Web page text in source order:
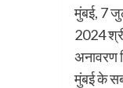
मुंबई, 7
2024
अनावरण
मुंबई के